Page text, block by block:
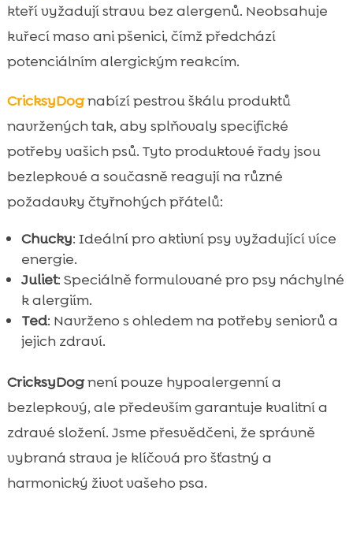
kteří vyžadují stravu bez alergenů. Neobsahuje
kuřecí maso ani pšenici, čímž předchází
potenciálním alergickým reakcím.
CricksyDognabízí pestrou škálu produktů
navržených tak, aby splňovaly specifické
potřeby vašich psů. Tyto produktové řady jsou
bezlepkové a současně reagují na různé
požadavky čtyřnohých přátelů:
Chucky: Ideální pro aktivní psy vyžadující více
energie.
Juliet: Speciálně formulované pro psy náchylné
k alergiím.
Ted: Navrženo s ohledem na potřeby seniorů a
jejich zdraví.
CricksyDognení pouze hypoalergenní a
bezlepkový, ale především garantuje kvalitní a
zdravé složení. Jsme přesvědčeni, že správně
vybraná strava je klíčová pro šťastný a
harmonický život vašeho psa.